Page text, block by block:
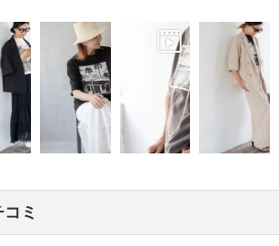
ニング：可
アラベル）】
る変退色注意
る色落ち、色移り注意
ち、色移り注意
ない
ミ